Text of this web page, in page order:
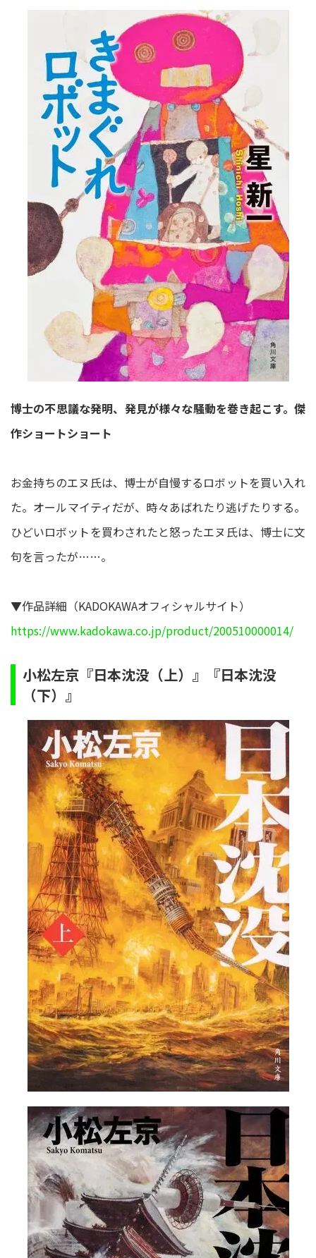
博士の不思議な発明、発見が様々な騒動を巻き起こす。傑
作ショートショート
お金持ちのエヌ氏は、博士が自慢するロボットを買い入れ
た。オールマイティだが、時々あばれたり逃げたりする。
ひどいロボットを買わされたと怒ったエヌ氏は、博士に文
句を言ったが……。
▼作品詳細（KADOKAWAオフィシャルサイト）
https://www.kadokawa.co.jp/product/200510000014/
小松左京『日本沈没（上）』『日本沈没
（下）』